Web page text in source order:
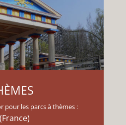
pour les parcs à thèmes :